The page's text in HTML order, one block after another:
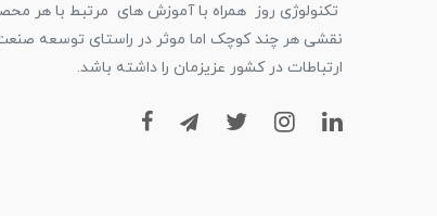
تکنولوژی روز همراه با آموزش های مرتبط با هر
نقشی هر چند کوچک اما موثر در راستای توسعه
ارتباطات در کشور عزیزمان را داشته باشد.